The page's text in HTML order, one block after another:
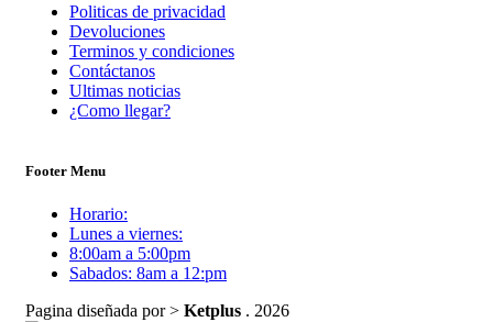
Politicas de privacidad
Devoluciones
Terminos y condiciones
Contáctanos
Ultimas noticias
¿Como llegar?
Footer Menu
Horario:
Lunes a viernes:
8:00am a 5:00pm
Sabados: 8am a 12:pm
Pagina diseñada por > Ketplus . 2026